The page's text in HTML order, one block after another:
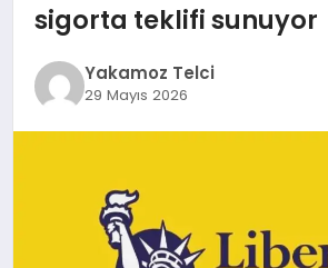
EKONOMI
BILIM VE TEKNOLOJI
sigorta teklifi sunuyor
Yakamoz Telci
29 Mayıs 2026